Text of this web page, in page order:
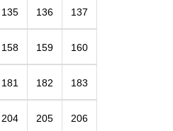
135 136 137
158 159 160
181 182 183
204 205 206